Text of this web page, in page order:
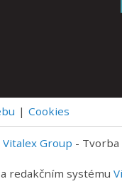
Cookies
Vitalex Group -
redakčním systému